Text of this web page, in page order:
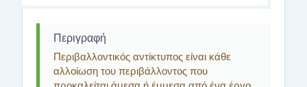
Περιγραφή
Περιβαλλοντικός αντίκτυπος είναι κάθε
αλλοίωση του περιβάλλοντος που